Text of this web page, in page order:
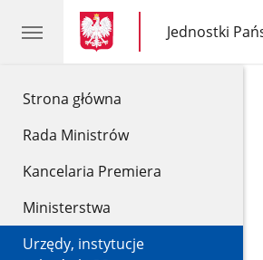
Strona główna
Rada Ministrów
Kancelaria Premiera
Ministerstwa
Urzędy, instytucje
gov.pl
gov.pl
Jednostki
gov.pl
Jednostki
Państwowej